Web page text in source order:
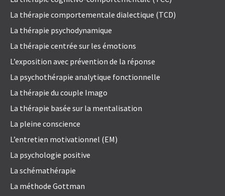
La thérapie comportementale dialectique (TCD)
La thérapie psychodynamique
La thérapie centrée sur les émotions
L’exposition avec prévention de la réponse
La psychothérapie analytique fonctionnelle
La thérapie du couple Imago
La thérapie basée sur la mentalisation
La pleine conscience
L’entretien motivationnel (EM)
La psychologie positive
La schémathérapie
La méthode Gottman